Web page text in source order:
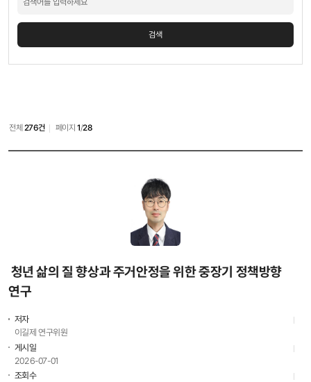
검색
전체 276건 페이지1/28
청년 삶의 질 향상과 주거안정을 위한 중장기 정책방향
연구
저자
이길제 연구위원
게시일
2026-07-01
조회수